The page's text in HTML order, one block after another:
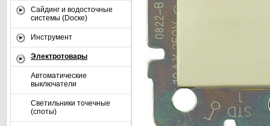
Сайдинг и водосточные
системы (Dоске)
Инструмент
Электротовары
Автоматические
выключатели
Светильники точечные
(споты)